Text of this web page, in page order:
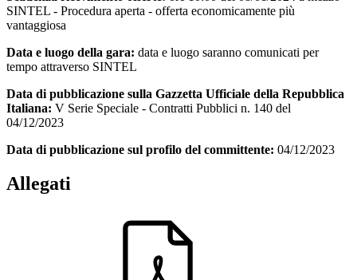
SINTEL - Procedura aperta - offerta economicamente più
vantaggiosa
Data e luogo della gara: data e luogo saranno comunicati per
tempo attraverso SINTEL
Data di pubblicazione sulla Gazzetta Ufficiale della Repubblica
Italiana: V Serie Speciale - Contratti Pubblici n. 140 del
04/12/2023
Data di pubblicazione sul profilo del committente: 04/12/2023
Allegati